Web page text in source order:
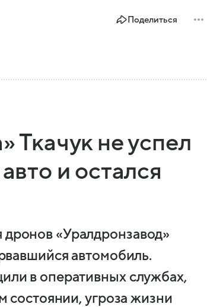
Поделиться
Ткачук не успел
и остался
«Уралдронзавод»
автомобиль.
в оперативных службах,
состоянии, угроза жизни